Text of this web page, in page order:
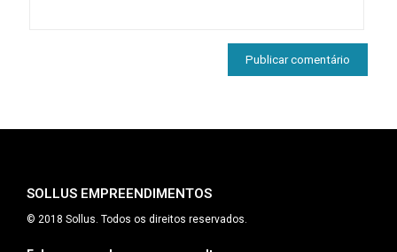
SOLLUS EMPREENDIMENTOS
© 2018 Sollus. Todos os direitos reservados.